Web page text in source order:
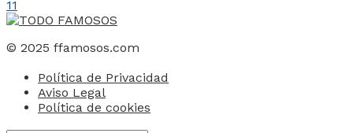
11
© 2025 ffamosos.com
Política de Privacidad
Aviso Legal
Política de cookies